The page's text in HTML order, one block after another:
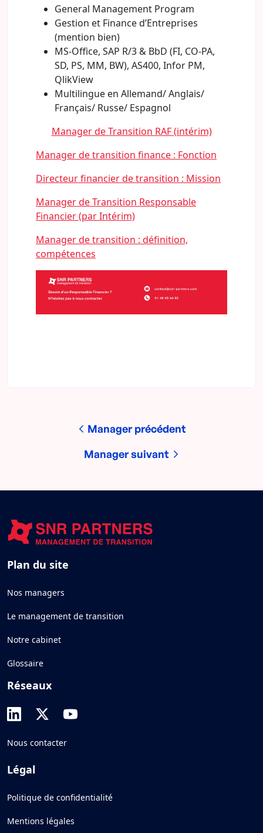
General Management Program
Gestion et Finance d’Entreprises
(mention bien)
MS-Office, SAP R/3 & BbD (FI, CO-PA,
SD, PS, MM, BW), AS400, Infor PM,
QlikView
Multilingue en Allemand/ Anglais/
Français/ Russe/ Espagnol
Manager de Transition RAF (intérim)
Manager de transition finance : Fonction
Directeur financier de transition : Mission
Manager de Transition Responsable
Financier (par Intérim)
Manager de transition : définition,
compétences
Manager précédent
Manager suivant
Plan du site
Nos managers
Le management de transition
Notre cabinet
Glossaire
Réseaux
Nous contacter
Légal
Politique de confidentialité
Mentions légales